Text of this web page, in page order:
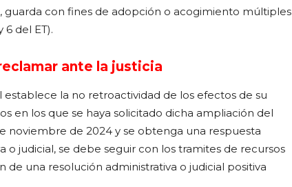
guarda con fines de adopción o acogimiento múltiples
6 del ET).
ante la justicia
la no retroactividad de los efectos de su
en los que se haya solicitado dicha ampliación del
noviembre de 2024 y se obtenga una respuesta
o judicial, se debe seguir con los tramites de recursos
una resolución administrativa o judicial positiva